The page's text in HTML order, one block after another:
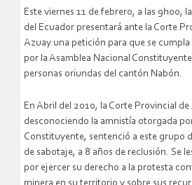
Este viernes 11 de febrero, a las 9h00,
del Ecuador presentará ante la Corte
Azuay una petición para que se
por la Asamblea Nacional
personas oriundas del cantón Nabón.
En Abril del 2010, la Corte Provincial de
desconociendo la amnistía otorgada
Constituyente, sentenció a este grupo
de sabotaje, a 8 años de reclusión. Se
por ejercer su derecho a la protesta